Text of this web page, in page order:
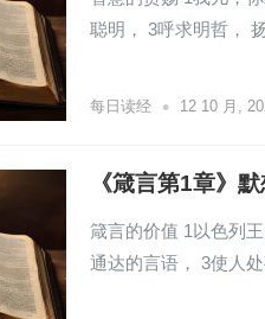
聪明， 3呼求明哲，
每日读经 • 12 10 月,
《箴言第1章》默
箴言的价值 1以色列
通达的言语， 3使人